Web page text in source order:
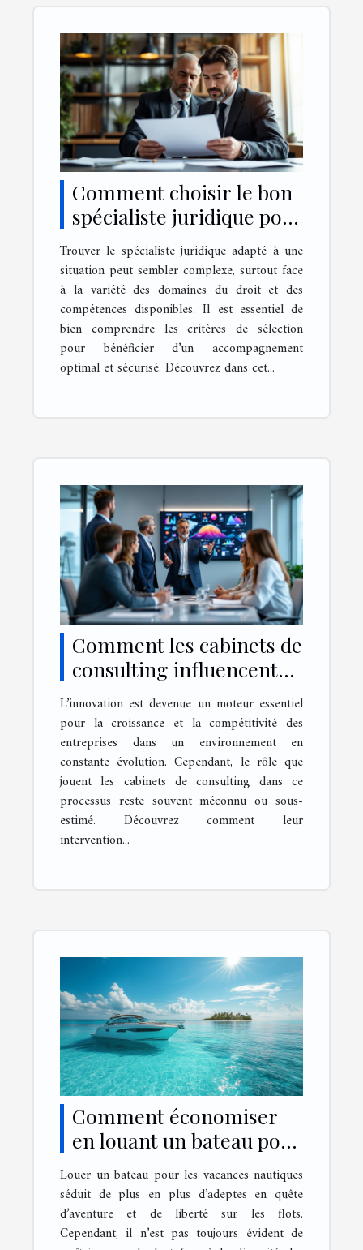
Comment choisir le bon
spécialiste juridique pour
vos besoins ?
Trouver le spécialiste juridique adapté à une
situation peut sembler complexe, surtout face
à la variété des domaines du droit et des
compétences disponibles. Il est essentiel de
bien comprendre les critères de sélection
pour bénéficier d’un accompagnement
optimal et sécurisé. Découvrez dans cet...
Comment les cabinets de
consulting influencent-
ils l'innovation des
entreprises ?
L’innovation est devenue un moteur essentiel
pour la croissance et la compétitivité des
entreprises dans un environnement en
constante évolution. Cependant, le rôle que
jouent les cabinets de consulting dans ce
processus reste souvent méconnu ou sous-
estimé. Découvrez comment leur
intervention...
Comment économiser
en louant un bateau pour
des vacances nautiques ?
Louer un bateau pour les vacances nautiques
séduit de plus en plus d’adeptes en quête
d’aventure et de liberté sur les flots.
Cependant, il n’est pas toujours évident de